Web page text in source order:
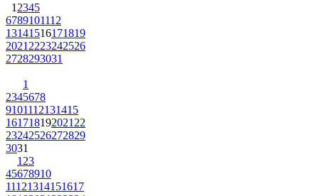
1 2345
6789101112
13141516171819
2021 2223242526
2728293031
1
2345678
9101112131415
161718192021 22
23242526272829
3031
1 23
45678910
11121314151617